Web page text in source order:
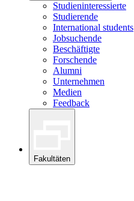
Studieninteressierte
Studierende
International students
Jobsuchende
Beschäftigte
Forschende
Alumni
Unternehmen
Medien
Feedback
Fakultäten